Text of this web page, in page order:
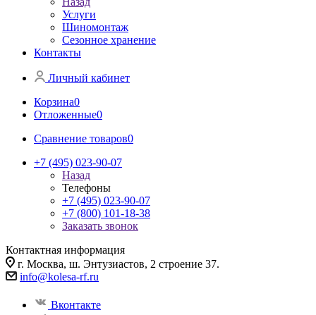
Услуги
Шиномонтаж
Сезонное хранение
Контакты
Личный кабинет
Корзина0
Отложенные0
Сравнение товаров0
+7 (495) 023-90-07
Назад
Телефоны
+7 (495) 023-90-07
+7 (800) 101-18-38
Заказать звонок
Контактная информация
г. Москва, ш. Энтузиастов, 2 строение 37.
info@kolesa-rf.ru
Вконтакте